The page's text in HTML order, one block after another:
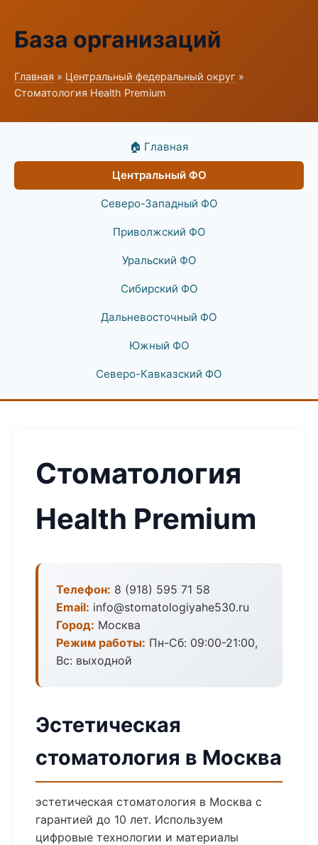
База организаций
Главная » Центральный федеральный округ »
Стоматология Health Premium
🏠 Главная
Центральный ФО
Северо-Западный ФО
Приволжский ФО
Уральский ФО
Сибирский ФО
Дальневосточный ФО
Южный ФО
Северо-Кавказский ФО
Стоматология
Health Premium
Телефон: 8 (918) 595 71 58
Email: info@stomatologiyahe530.ru
Город: Москва
Режим работы: Пн-Сб: 09:00-21:00,
Вс: выходной
Эстетическая
стоматология в Москва
эстетическая стоматология в Москва с
гарантией до 10 лет. Используем
цифровые технологии и материалы